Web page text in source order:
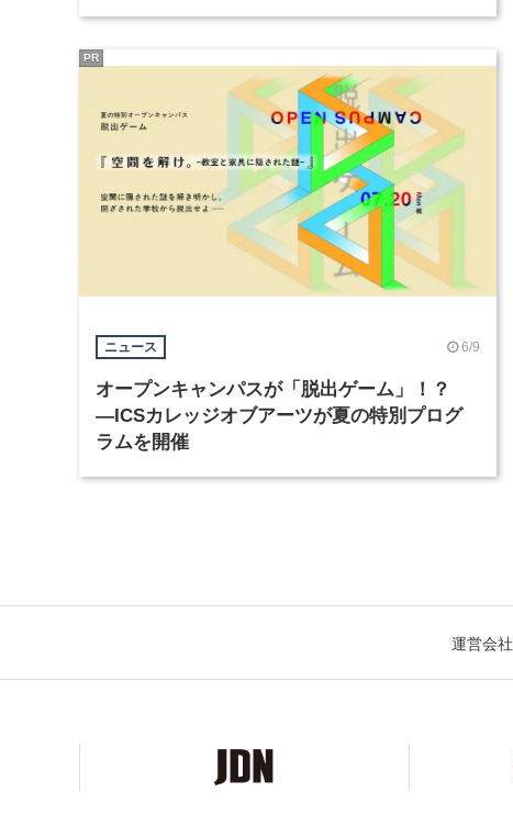
ニュース 6/9
オープンキャンパスが「脱出ゲーム」！？
―ICSカレッジオブアーツが夏の特別プログ
ラムを開催
PR
運営会社